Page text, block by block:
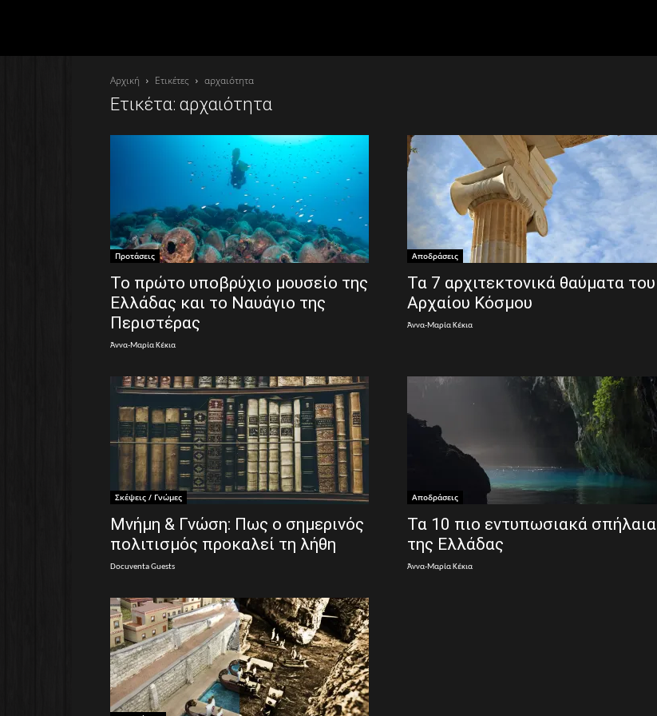
Αρχική Ετικέτες αρχαιότητα
Ετικέτα: αρχαιότητα
Προτάσεις
Το πρώτο υποβρύχιο μουσείο της
Ελλάδας και το Ναυάγιο της
Περιστέρας
Άννα-Μαρία Κέκια
Αποδράσεις
Τα 7 αρχιτεκτονικά θαύματα του
Αρχαίου Κόσμου
Άννα-Μαρία Κέκια
Σκέψεις / Γνώμες
Μνήμη & Γνώση: Πως ο σημερινός
πολιτισμός προκαλεί τη λήθη
Docuventa Guests
Αποδράσεις
Τα 10 πιο εντυπωσιακά σπήλαια
της Ελλάδας
Άννα-Μαρία Κέκια